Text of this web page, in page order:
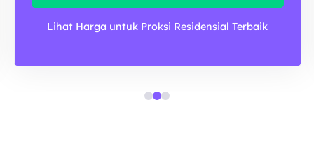
Lihat Harga untuk Proksi Residensial Terbaik